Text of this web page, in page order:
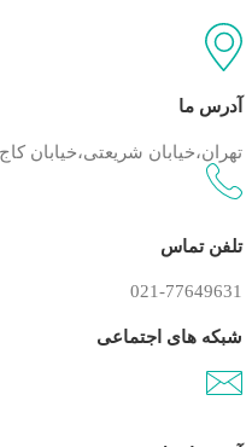
آدرس ما
تهران،خیابان شریعتی،خیابان کاج،تقاطع
تلفن تماس
021-77649631
شبکه های اجتماعی